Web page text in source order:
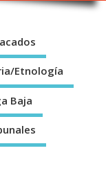
Etnología
Baja